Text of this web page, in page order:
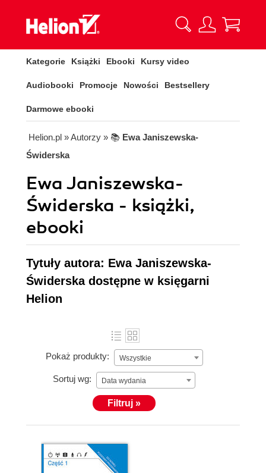
Kategorie Książki Ebooki Kursy video
Audiobooki Promocje Nowości Bestsellery
Darmowe ebooki
Helion.pl » Autorzy » 📚 Ewa Janiszewska-
Świderska
Ewa Janiszewska-
Świderska - książki,
ebooki
Tytuły autora: Ewa Janiszewska-
Świderska dostępne w księgarni
Helion
Pokaż produkty: Wszystkie
Sortuj wg: Data wydania
Filtruj »